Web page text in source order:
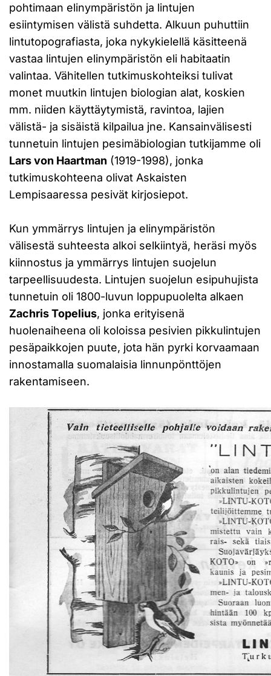
pohtimaan elinympäristön ja lintujen
esiintymisen välistä suhdetta. Alkuun puhuttiin
lintutopografiasta, joka nykykielellä käsitteenä
vastaa lintujen elinympäristön eli habitaatin
valintaa. Vähitellen tutkimuskohteiksi tulivat
monet muutkin lintujen biologian alat, koskien
mm. niiden käyttäytymistä, ravintoa, lajien
välistä- ja sisäistä kilpailua jne. Kansainvälisesti
tunnetuin lintujen pesimäbiologian tutkijamme oli
Lars von Haartman (1919-1998), jonka
tutkimuskohteena olivat Askaisten
Lempisaaressa pesivät kirjosiepot.
Kun ymmärrys lintujen ja elinympäristön
välisestä suhteesta alkoi selkiintyä, heräsi myös
kiinnostus ja ymmärrys lintujen suojelun
tarpeellisuudesta. Lintujen suojelun esipuhujista
tunnetuin oli 1800-luvun loppupuolelta alkaen
Zachris Topelius, jonka erityisenä
huolenaiheena oli koloissa pesivien pikkulintujen
pesäpaikkojen puute, jota hän pyrki korvaamaan
innostamalla suomalaisia linnunpönttöjen
rakentamiseen.